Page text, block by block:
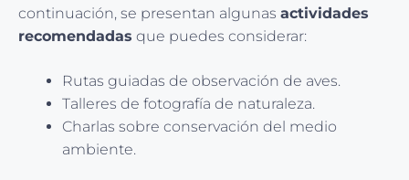
continuación, se presentan algunas actividades
recomendadas que puedes considerar:
Rutas guiadas de observación de aves.
Talleres de fotografía de naturaleza.
Charlas sobre conservación del medio
ambiente.